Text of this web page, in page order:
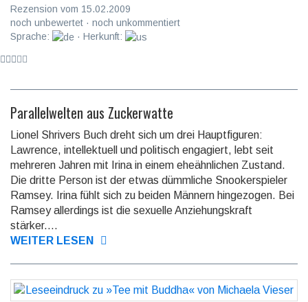
Rezension vom 15.02.2009
noch unbewertet · noch unkommentiert
Sprache:
· Herkunft:
Parallelwelten aus Zuckerwatte
Lionel Shrivers Buch dreht sich um drei Hauptfiguren:
Lawrence, intellektuell und politisch engagiert, lebt seit
mehreren Jahren mit Irina in einem eheähnlichen Zustand.
Die dritte Person ist der etwas dümmliche Snookerspieler
Ramsey. Irina fühlt sich zu beiden Männern hingezogen. Bei
Ramsey allerdings ist die sexuelle Anziehungskraft
stärker....
WEITER LESEN